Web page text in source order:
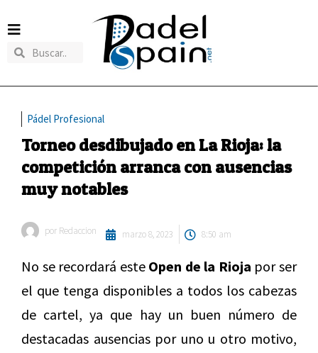
Pádel Profesional
Torneo desdibujado en La Rioja: la
competición arranca con ausencias
muy notables
por Redaccion marzo 8, 2023 8:50 am
No se recordará este Open de la Rioja por ser
el que tenga disponibles a todos los cabezas
de cartel, ya que hay un buen número de
destacadas ausencias por uno u otro motivo,